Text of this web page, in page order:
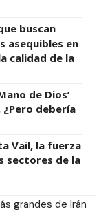
buscan
asequibles en
calidad de la
de Dios’
debería
Vail, la fuerza
sectores de la
grandes de Irán